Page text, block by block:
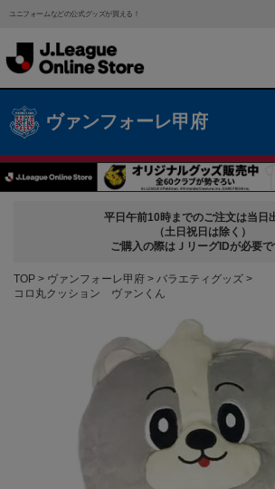
ユニフォームなどの公式グッズが買える！
ヴァンフォーレ甲府
平日午前10時までのご注文は当日
（土日祝日は除く）
ご購入の際はＪリーグIDが必要で
TOP ヴァンフォーレ甲府
バラエティグッズ
コロ丸クッション ヴァンくん